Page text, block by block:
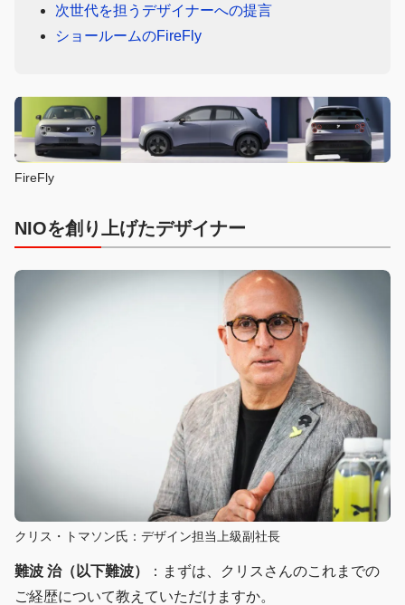
次世代を担うデザイナーへの提言
ショールームのFireFly
FireFly
NIOを創り上げたデザイナー
クリス・トマソン氏：デザイン担当上級副社長
難波 治（以下難波）
：まずは、クリスさんのこれまでの
ご経歴について教えていただけますか。